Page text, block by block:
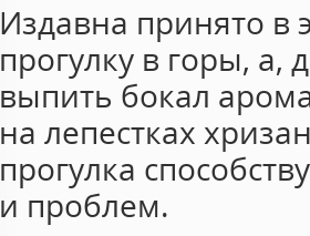
Издавна принято в
прогулку в горы,
выпить бокал
на лепестках
прогулка
и проблем.